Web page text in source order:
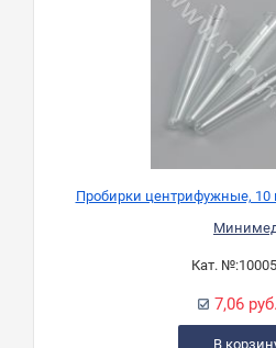
Пробирки центрифужные,
Кат. №:
7,06 руб.
В